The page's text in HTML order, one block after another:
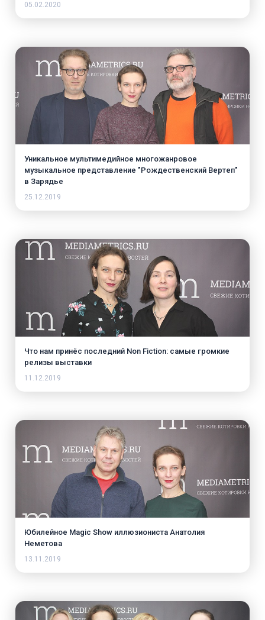
05.02.2020
Уникальное мультимедийное многожанровое
музыкальное представление "Рождественский Вертеп"
в Зарядье
25.12.2019
Что нам принёс последний Non Fiction: самые громкие
релизы выставки
11.12.2019
Юбилейное Magic Show иллюзиониста Анатолия
Неметова
13.11.2019